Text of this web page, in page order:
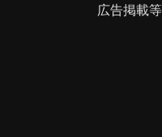
広告掲載